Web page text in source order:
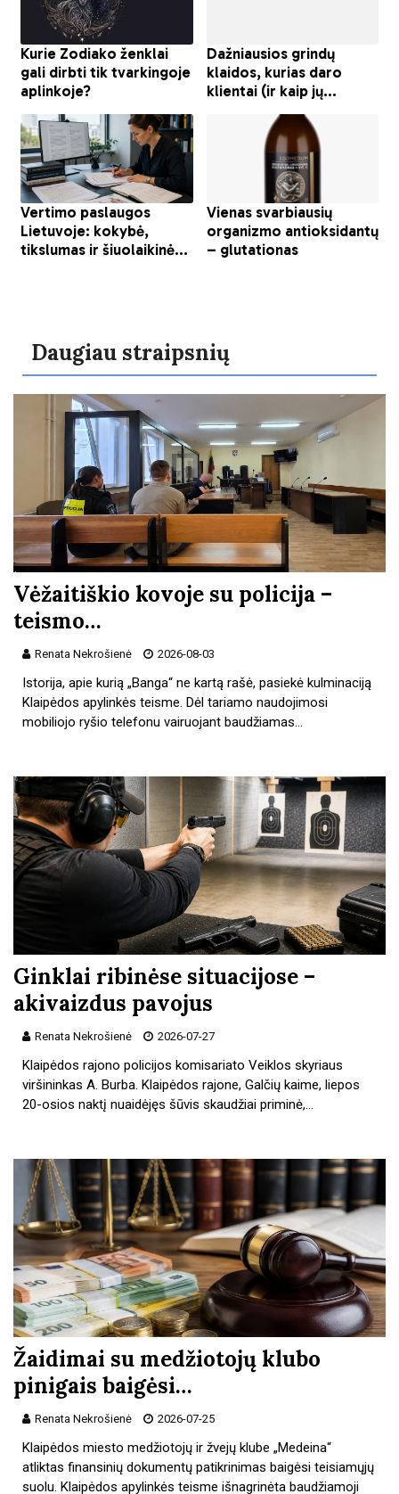
Daugiau straipsnių
Vėžaitiškio kovoje su policija –
teismo…
Renata Nekrošienė 2026-08-03
Istorija, apie kurią „Banga“ ne kartą rašė, pasiekė kulminaciją
Klaipėdos apylinkės teisme. Dėl tariamo naudojimosi
mobiliojo ryšio telefonu vairuojant baudžiamas…
Ginklai ribinėse situacijose –
akivaizdus pavojus
Renata Nekrošienė 2026-07-27
Klaipėdos rajono policijos komisariato Veiklos skyriaus
viršininkas A. Burba. Klaipėdos rajone, Galčių kaime, liepos
20-osios naktį nuaidėjęs šūvis skaudžiai priminė,…
Žaidimai su medžiotojų klubo
pinigais baigėsi…
Renata Nekrošienė 2026-07-25
Klaipėdos miesto medžiotojų ir žvejų klube „Medeina“
atliktas finansinių dokumentų patikrinimas baigėsi teisiamųjų
suolu. Klaipėdos apylinkės teisme išnagrinėta baudžiamoji